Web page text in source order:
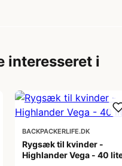
interesseret i
BACKPACKERLIFE.DK
Rygsæk til kvinder -
Highlander Vega - 40